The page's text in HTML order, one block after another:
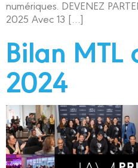
numériques. DEVENEZ
2025 Avec 13 […]
Bilan MTL
2024